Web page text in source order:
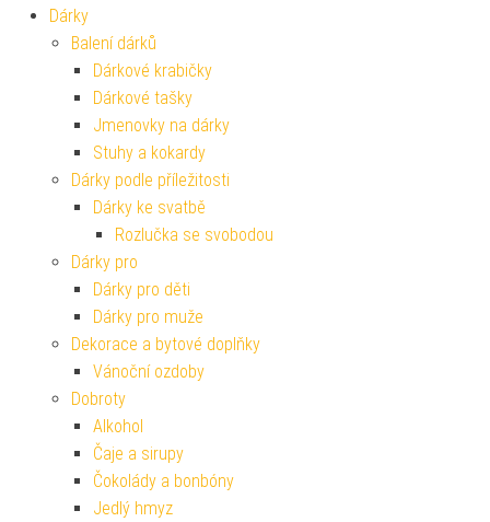
Dárky
Balení dárků
Dárkové krabičky
Dárkové tašky
Jmenovky na dárky
Stuhy a kokardy
Dárky podle příležitosti
Dárky ke svatbě
Rozlučka se svobodou
Dárky pro
Dárky pro děti
Dárky pro muže
Dekorace a bytové doplňky
Vánoční ozdoby
Dobroty
Alkohol
Čaje a sirupy
Čokolády a bonbóny
Jedlý hmyz